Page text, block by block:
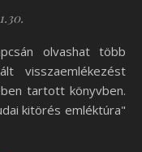
visszaemlékezést
tartott könyvben.
kitörés emléktúra"